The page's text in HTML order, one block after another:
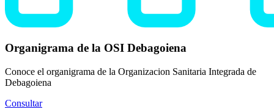
Organigrama de la OSI Debagoiena
Conoce el organigrama de la Organizacion Sanitaria Integrada de
Debagoiena
Consultar